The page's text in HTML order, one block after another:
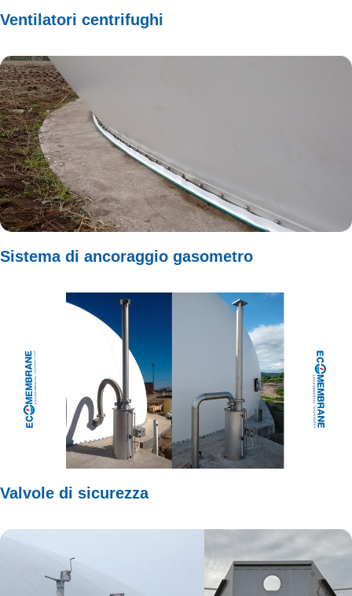
Ventilatori centrifughi
Sistema di ancoraggio gasometro
Valvole di sicurezza